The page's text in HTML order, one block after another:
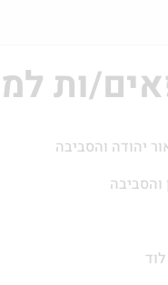
ות
יהודה והסביבה
והסביבה